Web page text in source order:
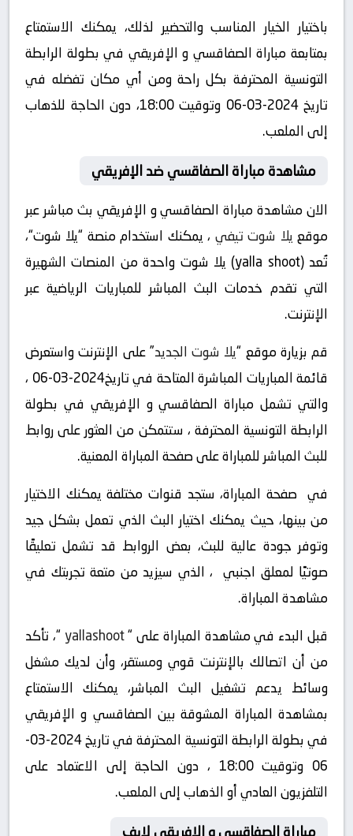
باختيار الخيار المناسب والتحضير لذلك، يمكنك الاستمتاع
بمتابعة مباراة الصفاقسي و الإفريقي في بطولة الرابطة
التونسية المحترفة بكل راحة ومن أي مكان تفضله في
تاريخ 2024-03-06 وتوقيت 18:00، دون الحاجة للذهاب
إلى الملعب.
مشاهدة مباراة الصفاقسي ضد الإفريقي
الان مشاهدة مباراة الصفاقسي و الإفريقي بث مباشر عبر
موقع يلا شوت تيفي ، يمكنك استخدام منصة “يلا شوت“،
تُعد (yalla shoot) يلا شوت واحدة من المنصات الشهيرة
التي تقدم خدمات البث المباشر للمباريات الرياضية عبر
الإنترنت.
قم بزيارة موقع “يلا شوت الجديد” على الإنترنت واستعرض
قائمة المباريات المباشرة المتاحة في تاريخ2024-03-06 ،
والتي تشمل مباراة الصفاقسي و الإفريقي في بطولة
الرابطة التونسية المحترفة ، ستتمكن من العثور على روابط
للبث المباشر للمباراة على صفحة المباراة المعنية.
في صفحة المباراة، ستجد قنوات مختلفة يمكنك الاختيار
من بينها، حيث يمكنك اختيار البث الذي تعمل بشكل جيد
وتوفر جودة عالية للبث، بعض الروابط قد تشمل تعليقًا
صوتيًا لمعلق اجنبي ، الذي سيزيد من متعة تجربتك في
مشاهدة المباراة.
قبل البدء في مشاهدة المباراة على “yallashoot
“، تأكد
من أن اتصالك بالإنترنت قوي ومستقر، وأن لديك مشغل
وسائط يدعم تشغيل البث المباشر، يمكنك الاستمتاع
بمشاهدة المباراة المشوقة بين الصفاقسي و الإفريقي
في بطولة الرابطة التونسية المحترفة في تاريخ 2024-03-
06 وتوقيت 18:00 ، دون الحاجة إلى الاعتماد على
التلفزيون العادي أو الذهاب إلى الملعب.
مباراة الصفاقسي و الإفريقي لايف